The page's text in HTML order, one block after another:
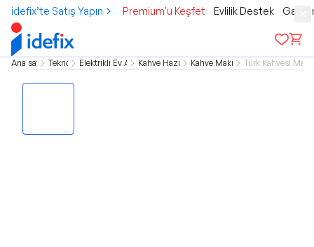
idefix’te Satış Yapın Premium'u Keşfet Evlilik Destek
Ana sayfa TeknolojiElektrikli Ev AletleriKahve HazırlamaKahve MakineleriTürk Kahvesi